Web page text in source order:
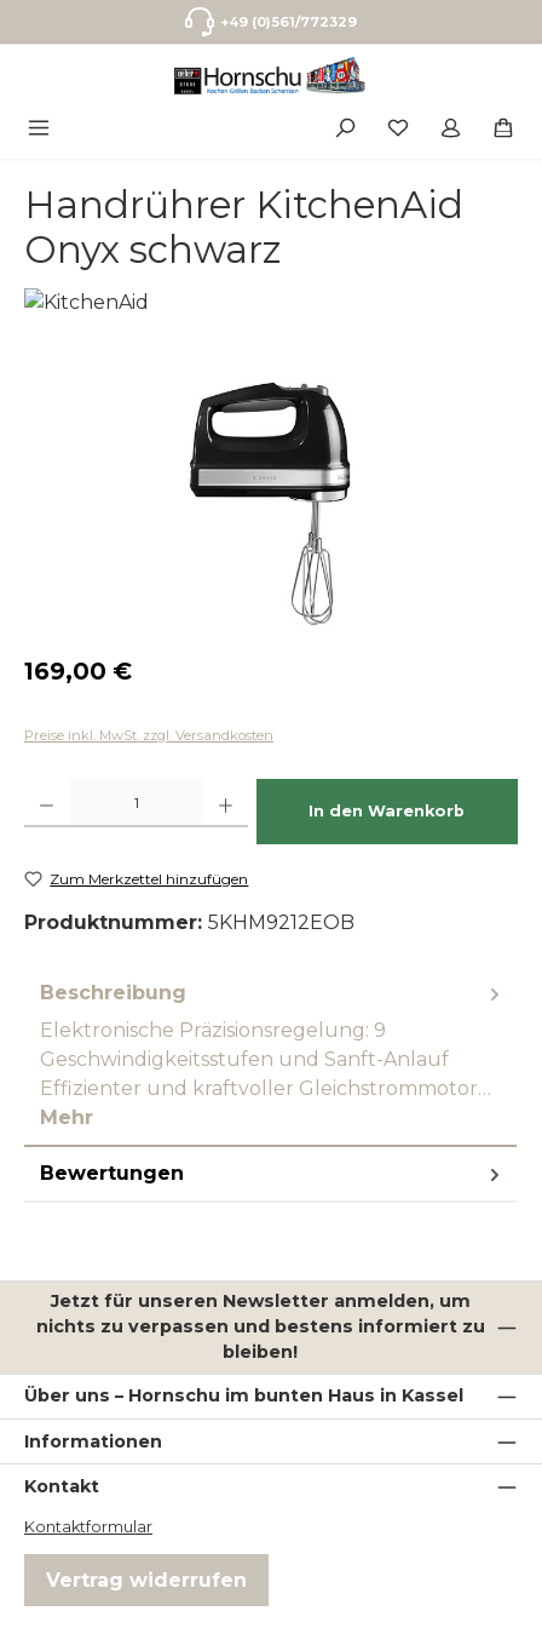
Zum Hauptinhalt springen+49 (0)561/772329
Handrührer KitchenAid
Onyx schwarz
Bildergalerie überspringen
Regulärer Preis:
169,00 €
Preise inkl. MwSt. zzgl. Versandkosten
In den Warenkorb
Zum Merkzettel hinzufügen
Produktnummer: 5KHM9212EOB
Beschreibung
Elektronische Präzisionsregelung: 9
Geschwindigkeitsstufen und Sanft-Anlauf
Effizienter und kraftvoller Gleichstrommotor…
Mehr
Bewertungen
Jetzt für unseren Newsletter anmelden, um
nichts zu verpassen und bestens informiert zu
bleiben!
Über uns – Hornschu im bunten Haus in Kassel
Informationen
Kontakt
Kontaktformular
Vertrag widerrufen